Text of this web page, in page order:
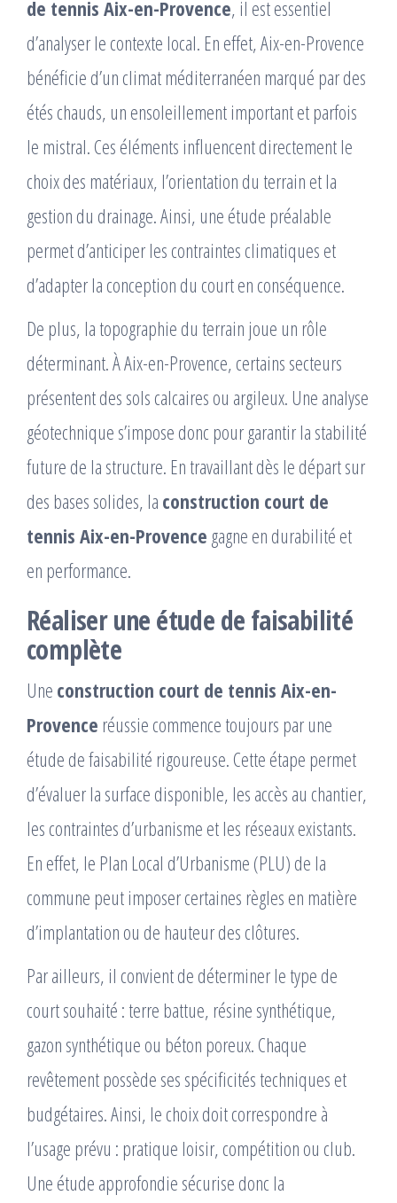
de tennis Aix-en-Provence, il est essentiel
d’analyser le contexte local. En effet, Aix-en-Provence
bénéficie d’un climat méditerranéen marqué par des
étés chauds, un ensoleillement important et parfois
le mistral. Ces éléments influencent directement le
choix des matériaux, l’orientation du terrain et la
gestion du drainage. Ainsi, une étude préalable
permet d’anticiper les contraintes climatiques et
d’adapter la conception du court en conséquence.
De plus, la topographie du terrain joue un rôle
déterminant. À Aix-en-Provence, certains secteurs
présentent des sols calcaires ou argileux. Une analyse
géotechnique s’impose donc pour garantir la stabilité
future de la structure. En travaillant dès le départ sur
des bases solides, la construction court de
tennis Aix-en-Provence gagne en durabilité et
en performance.
Réaliser une étude de faisabilité
complète
Une construction court de tennis Aix-en-
Provence réussie commence toujours par une
étude de faisabilité rigoureuse. Cette étape permet
d’évaluer la surface disponible, les accès au chantier,
les contraintes d’urbanisme et les réseaux existants.
En effet, le Plan Local d’Urbanisme (PLU) de la
commune peut imposer certaines règles en matière
d’implantation ou de hauteur des clôtures.
Par ailleurs, il convient de déterminer le type de
court souhaité : terre battue, résine synthétique,
gazon synthétique ou béton poreux. Chaque
revêtement possède ses spécificités techniques et
budgétaires. Ainsi, le choix doit correspondre à
l’usage prévu : pratique loisir, compétition ou club.
Une étude approfondie sécurise donc la